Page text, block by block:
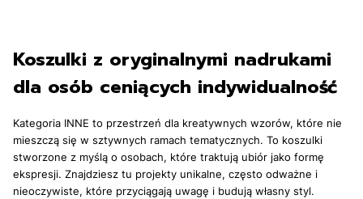
Koszulki z oryginalnymi nadrukami
dla osób ceniących indywidualność
Kategoria INNE to przestrzeń dla kreatywnych wzorów, które nie
mieszczą się w sztywnych ramach tematycznych. To koszulki
stworzone z myślą o osobach, które traktują ubiór jako formę
ekspresji. Znajdziesz tu projekty unikalne, często odważne i
nieoczywiste, które przyciągają uwagę i budują własny styl.